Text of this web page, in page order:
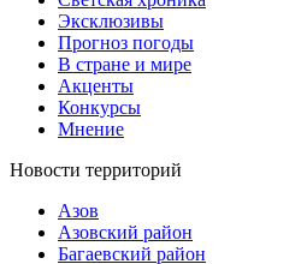
Эксклюзивы
Прогноз погоды
В стране и мире
Акценты
Конкурсы
Мнение
Новости территорий
Азов
Азовский район
Багаевский район